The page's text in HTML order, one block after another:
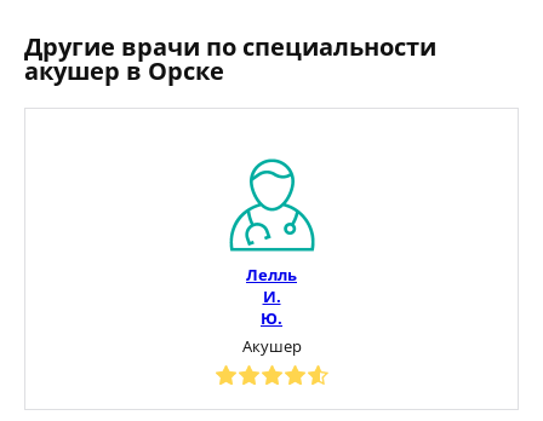
Другие врачи по специальности
акушер в Орске
Лелль
И.
Ю.
Акушер